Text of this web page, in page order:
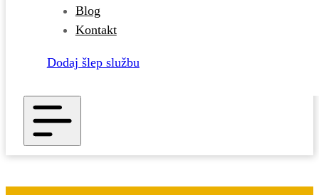
Blog
Kontakt
Dodaj šlep službu